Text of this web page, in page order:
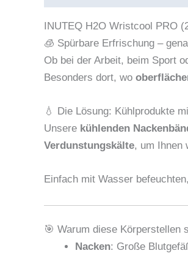
INUTEQ H2O Wristcool PRO
🧊 Spürbare Erfrischung –
Ob bei der Arbeit, beim Sport
Besonders dort, wo
💧 Die Lösung: Kühlprodukte
Unsere kühlenden
Verdunstungskälte, um Ihnen
Einfach mit Wasser
🎯 Warum diese Körperstellen
Nacken: Große